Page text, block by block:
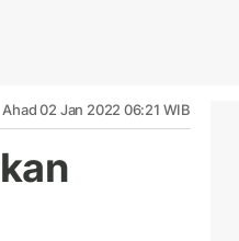
Ahad 02 Jan 2022 06:21 WIB